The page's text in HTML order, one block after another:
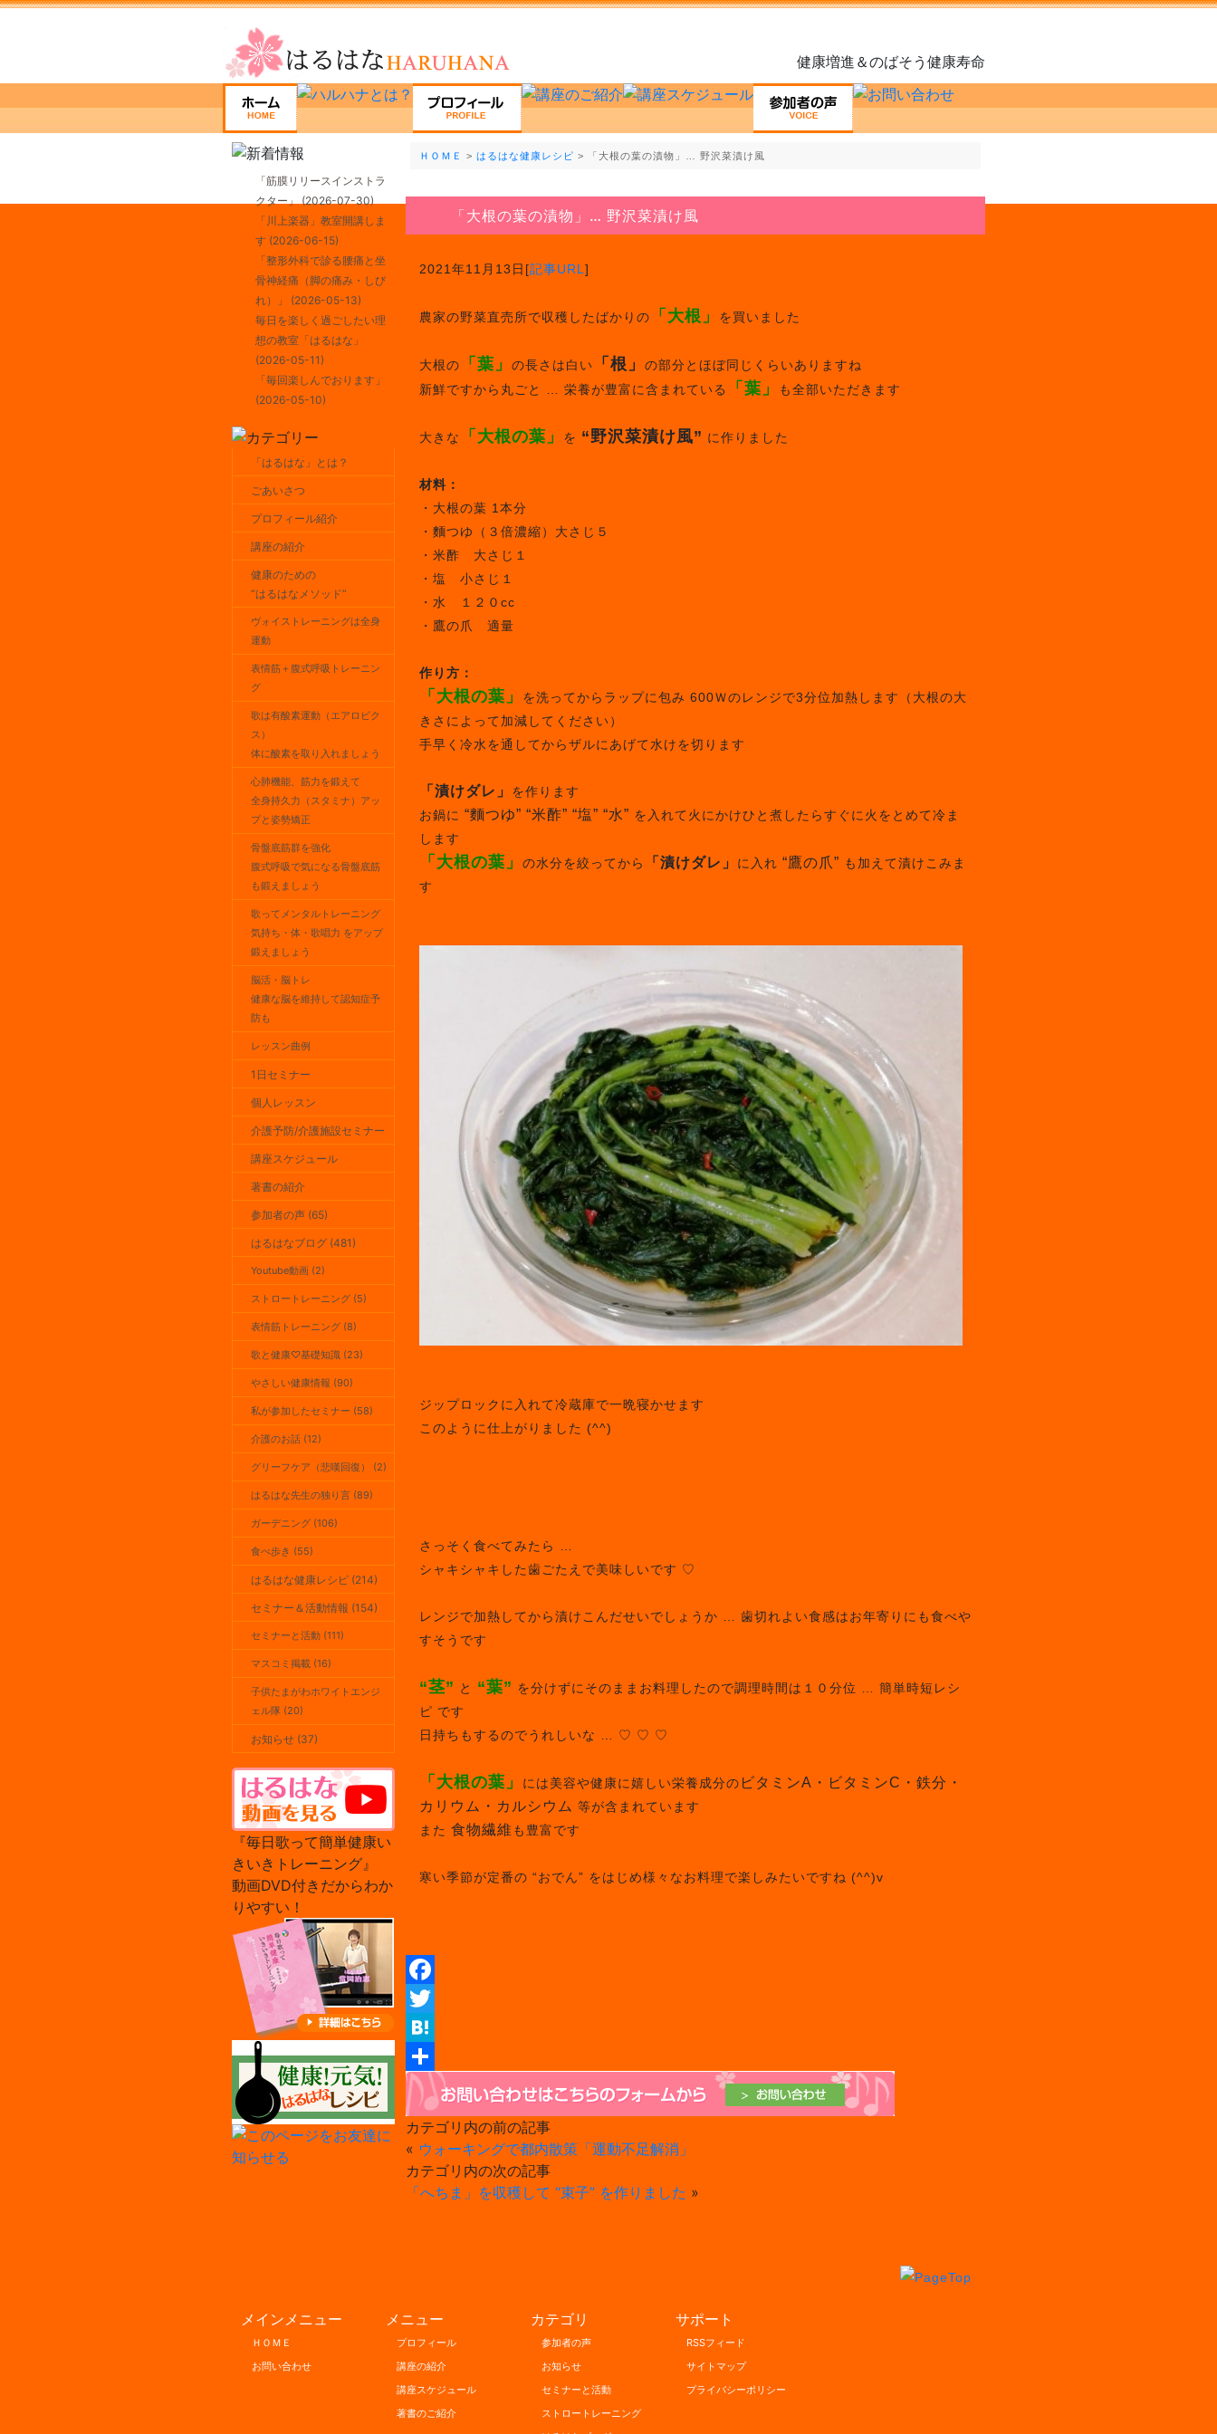
健康増進＆のばそう健康寿命
ＨＯＭＥ > はるはな健康レシピ > 「大根の葉の漬物」… 野沢菜漬け風
「大根の葉の漬物」… 野沢菜漬け風
2021年11月13日[記事URL ]
農家の野菜直売所で収穫したばかりの 「大根」 を買いました
大根の 「葉」 の長さは白い 「根」
の部分とほぼ同じくらいありますね
新鮮ですから丸ごと … 栄養が豊富に含まれている
「葉」 も全部いただきます
大きな 「大根の葉」 を “野沢菜漬け風” に作りました
材料：
・大根の葉 1本分
・麵つゆ（３倍濃縮）大さじ５
・米酢 大さじ１
・塩 小さじ１
・水 １２０cc
・鷹の爪 適量
作り方：
「大根の葉」
を洗ってからラップに包み 600Ｗのレンジで3分位加熱します（大根の大
きさによって加減してください）
手早く冷水を通してからザルにあげて水けを切ります
「漬けダレ」 を作ります
お鍋に “麵つゆ” “米酢” “塩” “水” を入れて火にかけひと煮したらすぐに火をとめて冷ま
します
「大根の葉」 の水分を絞ってから 「漬けダレ」 に入れ “鷹の爪” も加えて漬けこみま
す
ジップロックに入れて冷蔵庫で一晩寝かせます
このように仕上がりました (^^)
さっそく食べてみたら …
シャキシャキした歯ごたえで美味しいです ♡
レンジで加熱してから漬けこんだせいでしょうか … 歯切れよい食感はお年寄りにも食べや
すそうです
“茎” と “葉” を分けずにそのままお料理したので調理時間は１０分位 … 簡単時短レシ
ピ です
日持ちもするのでうれしいな … ♡ ♡ ♡
「大根の葉」 には美容や健康に嬉しい栄養成分の ビタミンA・ビタミンC・鉄分・
カリウム・カルシウム 等が含まれています
また 食物繊維 も豊富です
寒い季節が定番の “おでん” をはじめ様々なお料理で楽しみたいですね (^^)v
Facebook
Twitter
Hatena
共
有
カテゴリ内の前の記事
« ウォーキングで都内散策「運動不足解消」
カテゴリ内の次の記事
「へちま」を収穫して “束子” を作りました »
「筋膜リリースインストラ
クター」(2026-07-30)
「川上楽器」教室開講しま
す (2026-06-15)
「整形外科で診る腰痛と坐
骨神経痛（脚の痛み・しび
れ）」 (2026-05-13)
毎日を楽しく過ごしたい理
想の教室「はるはな」
(2026-05-11)
「毎回楽しんでおります」
(2026-05-10)
「はるはな」とは？
ごあいさつ
プロフィール紹介
講座の紹介
健康のための
“はるはなメソッド”
ヴォイストレーニングは全身
運動
表情筋＋腹式呼吸トレーニン
グ
歌は有酸素運動（エアロビク
ス）
体に酸素を取り入れましょう
心肺機能、筋力を鍛えて
全身持久力（スタミナ）アッ
プと姿勢矯正
骨盤底筋群を強化
腹式呼吸で気になる骨盤底筋
も鍛えましょう
歌ってメンタルトレーニング
気持ち・体・歌唱力 をアップ
鍛えましょう
脳活・脳トレ
健康な脳を維持して認知症予
防も
レッスン曲例
1日セミナー
個人レッスン
介護予防/介護施設セミナー
講座スケジュール
著書の紹介
参加者の声 (65)
はるはなブログ (481)
Youtube動画 (2)
ストロートレーニング (5)
表情筋トレーニング (8)
歌と健康♡基礎知識 (23)
やさしい健康情報 (90)
私が参加したセミナー (58)
介護のお話 (12)
グリーフケア（悲嘆回復） (2)
はるはな先生の独り言 (89)
ガーデニング (106)
食べ歩き (55)
はるはな健康レシピ (214)
セミナー＆活動情報 (154)
セミナーと活動 (111)
マスコミ掲載 (16)
子供たまがわホワイトエンジ
ェル隊 (20)
お知らせ (37)
『毎日歌って簡単健康い
きいきトレーニング』
動画DVD付きだからわか
りやすい！
メインメニュー
ＨＯＭＥ
お問い合わせ
メニュー
プロフィール
講座の紹介
講座スケジュール
著書のご紹介
カテゴリ
参加者の声
お知らせ
セミナーと活動
ストロートレーニング
サポート
RSSフィード
サイトマップ
プライバシーポリシー